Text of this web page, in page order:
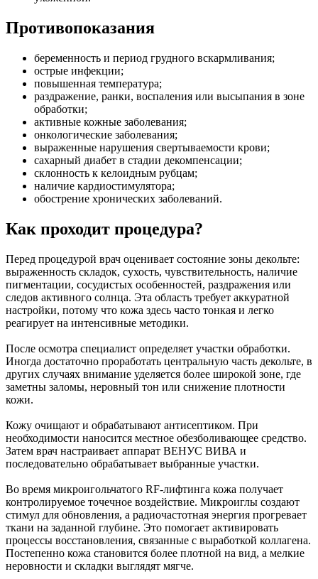
Противопоказания
беременность и период грудного вскармливания;
острые инфекции;
повышенная температура;
раздражение, ранки, воспаления или высыпания в зоне
обработки;
активные кожные заболевания;
онкологические заболевания;
выраженные нарушения свертываемости крови;
сахарный диабет в стадии декомпенсации;
склонность к келоидным рубцам;
наличие кардиостимулятора;
обострение хронических заболеваний.
Как проходит процедура?
Перед процедурой врач оценивает состояние зоны декольте:
выраженность складок, сухость, чувствительность, наличие
пигментации, сосудистых особенностей, раздражения или
следов активного солнца. Эта область требует аккуратной
настройки, потому что кожа здесь часто тонкая и легко
реагирует на интенсивные методики.
После осмотра специалист определяет участки обработки.
Иногда достаточно проработать центральную часть декольте, в
других случаях внимание уделяется более широкой зоне, где
заметны заломы, неровный тон или снижение плотности
кожи.
Кожу очищают и обрабатывают антисептиком. При
необходимости наносится местное обезболивающее средство.
Затем врач настраивает аппарат ВЕНУС ВИВА и
последовательно обрабатывает выбранные участки.
Во время микроигольчатого RF-лифтинга кожа получает
контролируемое точечное воздействие. Микроиглы создают
стимул для обновления, а радиочастотная энергия прогревает
ткани на заданной глубине. Это помогает активировать
процессы восстановления, связанные с выработкой коллагена.
Постепенно кожа становится более плотной на вид, а мелкие
неровности и складки выглядят мягче.